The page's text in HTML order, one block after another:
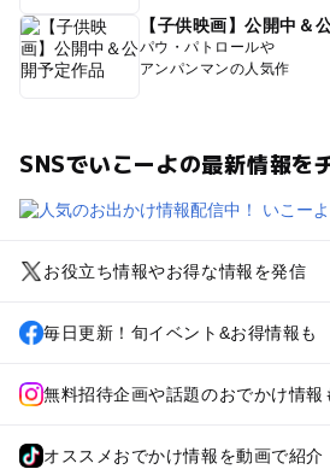
【子供映画】公開中＆
パウ・パトロールや
アンパンマンの人気作
SNSでいこーよの最新情報を
お役立ち情報やお得な情報を発信
毎日更新！旬イベント&お得情報も
無料招待企画や話題のおでかけ情報
オススメおでかけ情報を動画で紹介